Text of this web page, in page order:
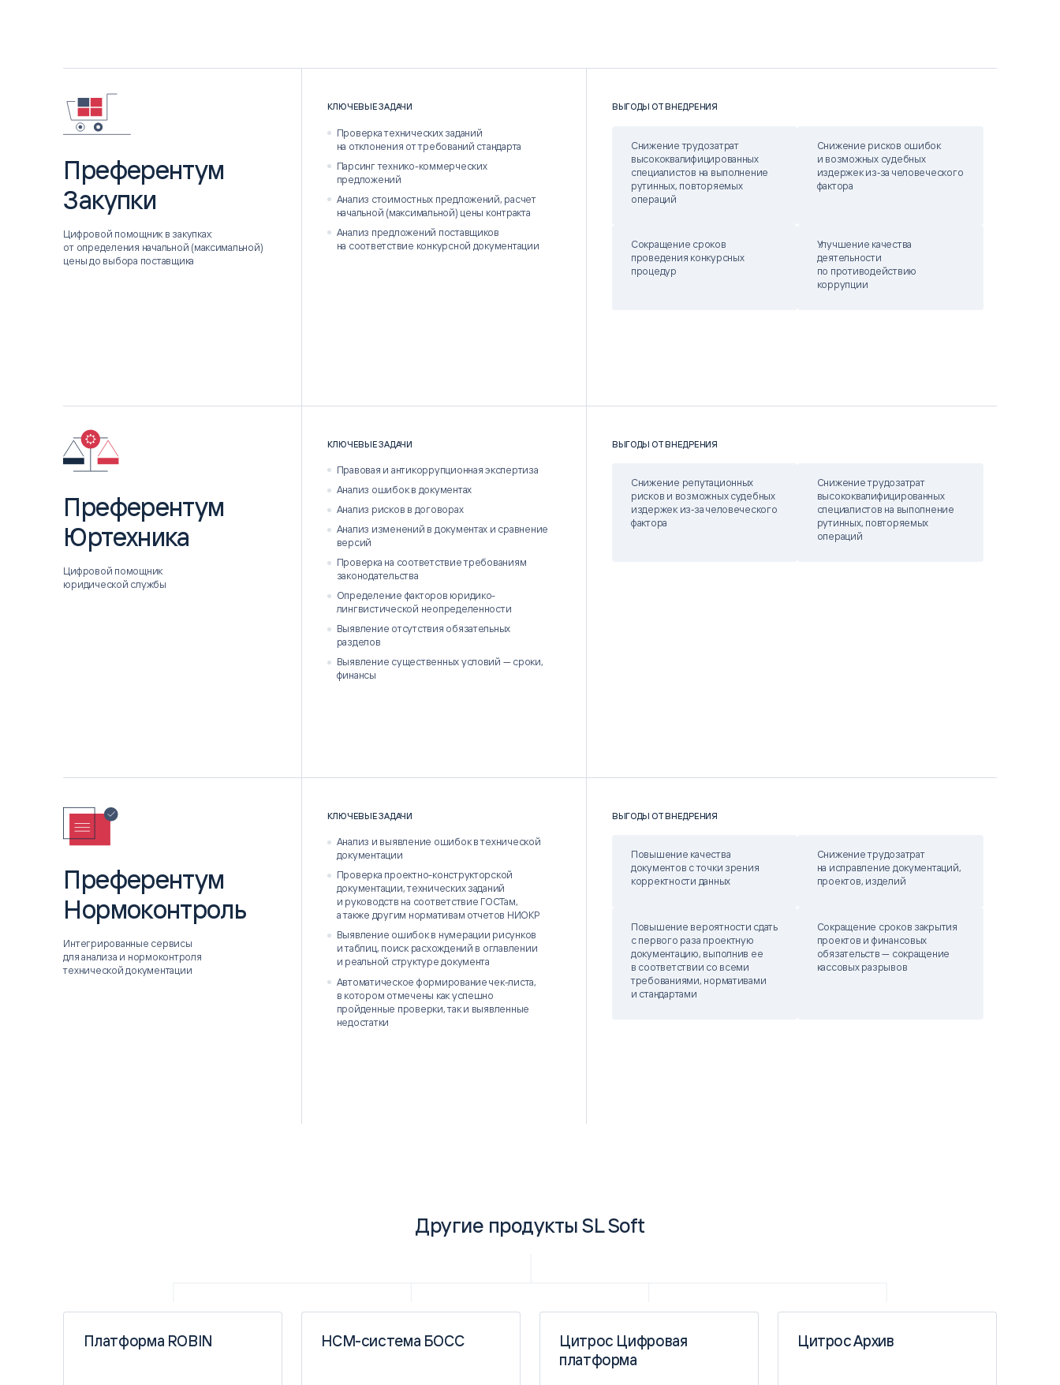
Преферентум
Закупки
Цифровой помощник в закупках:
от определения начальной (максимальной)
цены до выбора поставщика
КЛЮЧЕВЫЕ ЗАДАЧИ
Проверка технических заданий
на отклонения от требований стандарта
Парсинг технико-коммерческих
предложений
Анализ стоимостных предложений, расчет
начальной (максимальной) цены контракта
Анализ предложений поставщиков
на соответствие конкурсной документации
ВЫГОДЫ ОТ ВНЕДРЕНИЯ
Снижение трудозатрат
высококвалифицированных
специалистов на выполнение
рутинных, повторяемых
операций
Снижение рисков ошибок
и возможных судебных
издержек из‑за человеческого
фактора
Сокращение сроков
проведения конкурсных
процедур
Улучшение качества
деятельности
по противодействию
коррупции
Преферентум
Юртехника
Цифровой помощник
юридической службы
КЛЮЧЕВЫЕ ЗАДАЧИ
Правовая и антикоррупционная экспертиза
Анализ ошибок в документах
Анализ рисков в договорах
Анализ изменений в документах и сравнение
версий
Проверка на соответствие требованиям
законодательства
Определение факторов юридико-
лингвистической неопределенности
Выявление отсутствия обязательных
разделов
Выявление существенных условий — сроки,
финансы
ВЫГОДЫ ОТ ВНЕДРЕНИЯ
Снижение репутационных
рисков и возможных судебных
издержек из‑за человеческого
фактора
Снижение трудозатрат
высококвалифицированных
специалистов на выполнение
рутинных, повторяемых
операций
Преферентум
Нормоконтроль
Интегрированные сервисы
для анализа и нормоконтроля
технической документации
КЛЮЧЕВЫЕ ЗАДАЧИ
Анализ и выявление ошибок в технической
документации
Проверка проектно-конструкторской
документации, технических заданий
и руководств на соответствие ГОСТам,
а также другим нормативам отчетов НИОКР
Выявление ошибок в нумерации рисунков
и таблиц, поиск расхождений в оглавлении
и реальной структуре документа
Автоматическое формирование чек-листа,
в котором отмечены как успешно
пройденные проверки, так и выявленные
недостатки
ВЫГОДЫ ОТ ВНЕДРЕНИЯ
Повышение качества
документов с точки зрения
корректности данных
Снижение трудозатрат
на исправление документаций,
проектов, изделий
Повышение вероятности сдать
с первого раза проектную
документацию, выполнив ее
в соответствии со всеми
требованиями, нормативами
и стандартами
Сокращение сроков закрытия
проектов и финансовых
обязательств — сокращение
кассовых разрывов
Другие продукты SL Soft
Платформа ROBIN HCM-система БОСС
Цитрос Цифровая
платформа
Цитрос Архив